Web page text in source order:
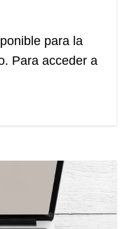
para la
Para acceder a